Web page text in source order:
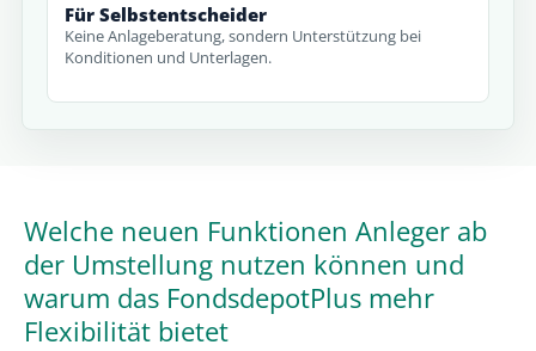
Für Selbstentscheider
Keine Anlageberatung, sondern Unterstützung bei
Konditionen und Unterlagen.
Welche neuen Funktionen Anleger ab
der Umstellung nutzen können und
warum das FondsdepotPlus mehr
Flexibilität bietet